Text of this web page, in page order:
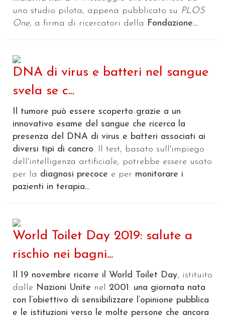
uno studio pilota, appena pubblicato su PLOS
One, a firma di ricercatori della Fondazione...
DNA di virus e batteri nel sangue
svela se c...
Il tumore può essere scoperto grazie a un
innovativo esame del sangue che ricerca la
presenza del DNA di virus e batteri associati ai
diversi tipi di cancro. Il test, basato sull'impiego
dell'intelligenza artificiale, potrebbe essere usato
per la diagnosi precoce e per monitorare i
pazienti in terapia...
World Toilet Day 2019: salute a
rischio nei bagni...
Il 19 novembre ricorre il World Toilet Day, istituito
dalle Nazioni Unite nel 2001: una giornata nata
con l’obiettivo di sensibilizzare l’opinione pubblica
e le istituzioni verso le molte persone che ancora